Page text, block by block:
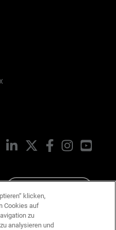
LinkedIn FacebookInstagram
klicken,
Cookies auf
zu
analysieren und